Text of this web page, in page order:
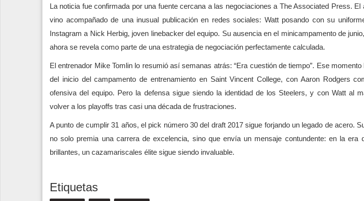
La noticia fue confirmada por una fuente cercana a las negociaciones a The Associated Press. El
vino acompañado de una inusual publicación en redes sociales: Watt posando con su
Instagram a Nick Herbig, joven linebacker del equipo. Su ausencia en el minicampamento de
ahora se revela como parte de una estrategia de negociación perfectamente calculada.
El entrenador Mike Tomlin lo resumió así semanas atrás: “Era cuestión de tiempo”. Ese momento
del inicio del campamento de entrenamiento en Saint Vincent College, con Aaron Rodgers
ofensiva del equipo. Pero la defensa sigue siendo la identidad de los Steelers, y con Watt al
volver a los playoffs tras casi una década de frustraciones.
A punto de cumplir 31 años, el pick número 30 del draft 2017 sigue forjando un legado de acero.
no solo premia una carrera de excelencia, sino que envía un mensaje contundente: en la era
brillantes, un cazamariscales élite sigue siendo invaluable.
Etiquetas